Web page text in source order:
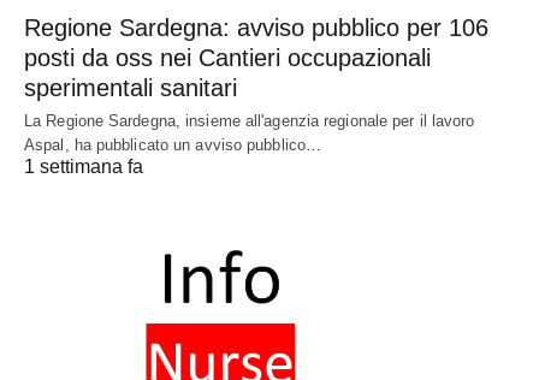
Regione Sardegna: avviso pubblico per 106
posti da oss nei Cantieri occupazionali
sperimentali sanitari
La Regione Sardegna, insieme all'agenzia regionale per il lavoro
Aspal, ha pubblicato un avviso pubblico…
1 settimana fa